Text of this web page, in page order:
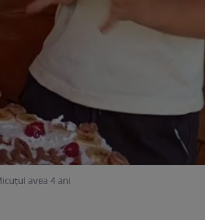
avea 4 ani